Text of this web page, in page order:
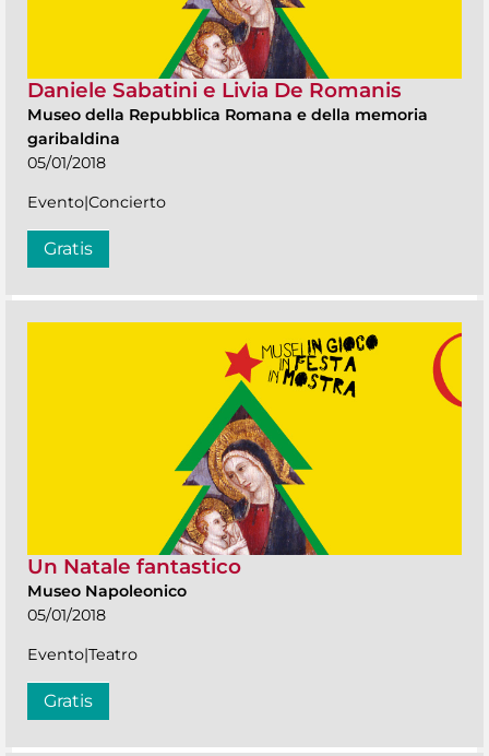
Daniele Sabatini e Livia De Romanis
Museo della Repubblica Romana e della memoria
garibaldina
05/01/2018
Evento|Concierto
Gratis
Un Natale fantastico
Museo Napoleonico
05/01/2018
Evento|Teatro
Gratis